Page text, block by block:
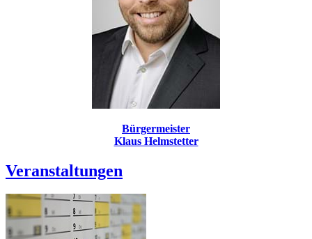
Bürgermeister
Klaus Helmstetter
Veranstaltungen